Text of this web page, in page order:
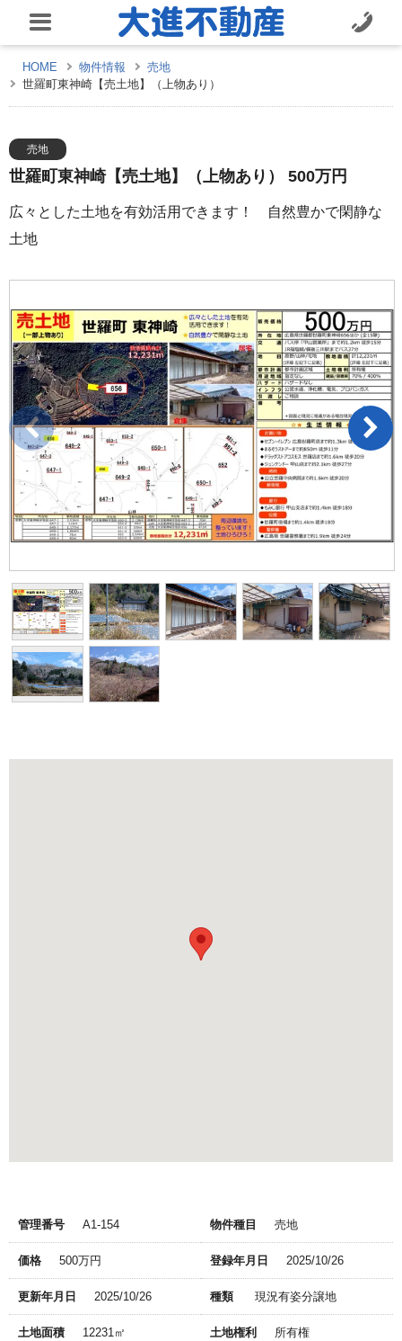
HOME 物件情報
売地
世羅町東神崎【売土地】（上物あり）
売地
世羅町東神崎【売土地】（上物あり） 500万円
広々とした土地を有効活用できます！ 自然豊かで閑静な
土地
管理番号 A1-154 物件種目 売地
価格 500万円 登録年月日 2025/10/26
更新年月日 2025/10/26 種類 現況有姿分譲地
土地面積 12231㎡ 土地権利 所有権